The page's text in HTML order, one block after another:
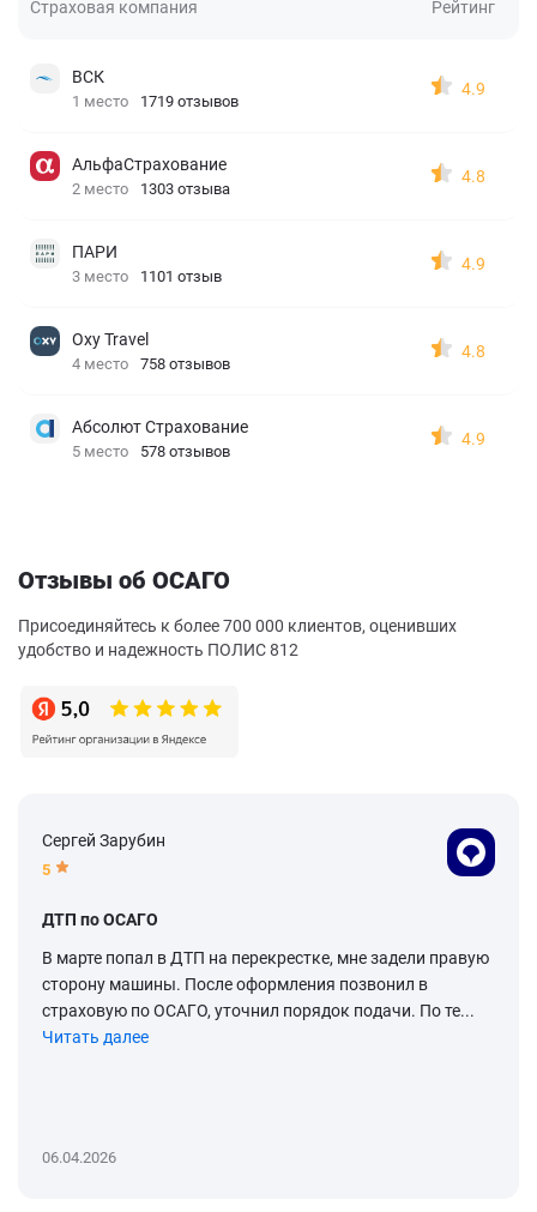
Страховая компания Рейтинг
ВСК
1 место 1719 отзывов
4.9
АльфаСтрахование
2 место 1303 отзыва
4.8
ПАРИ
3 место 1101 отзыв
4.9
Oxy Travel
4 место 758 отзывов
4.8
Абсолют Страхование
5 место 578 отзывов
4.9
Отзывы об ОСАГО
Присоединяйтесь к более 700 000 клиентов, оценивших
удобство и надежность ПОЛИС 812
Сергей Зарубин
5
ДТП по ОСАГО
В марте попал в ДТП на перекрестке, мне задели правую
сторону машины. После оформления позвонил в
страховую по ОСАГО, уточнил порядок подачи. По те...
Читать далее
06.04.2026